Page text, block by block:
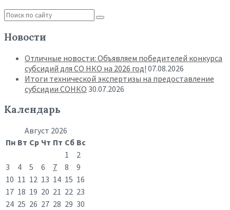
Новости
Отличные новости: Объявляем победителей конкурса
субсидий для СО НКО на 2026 год! 07.08.2026
Итоги технической экспертизы на предоставление
субсидии СОНКО 30.07.2026
Календарь
Август 2026
Пн Вт Ср Чт Пт Сб Вс
1
2
3
4 5 6 7 8
9
10 11 12 13 14 15 16
17 18 19 20 21 22 23
24 25 26 27 28 29 30